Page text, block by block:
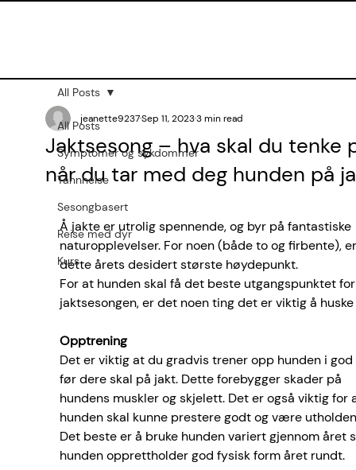
All Posts
Symptomer og sykdommer
Tannhelse
Sesongbasert
Reise med dyr
Kurs
All Posts
Jaktsesong – hva skal du tenke
når du tar med deg hunden på
jeanette9237Sep 11, 20233 min read
Å jakte er utrolig spennende, og byr på fantastiske
naturopplevelser. For noen (både to og firbente),
dette årets desidert største høydepunkt.
For at hunden skal få det beste utgangspunktet
jaktsesongen, er det noen ting det er viktig å huske
Opptrening
Det er viktig at du gradvis trener opp hunden i
før dere skal på jakt. Dette forebygger skader på
hundens muskler og skjelett. Det er også viktig for
hunden skal kunne prestere godt og være
Det beste er å bruke hunden variert gjennom året
hunden opprettholder god fysisk form året rundt.